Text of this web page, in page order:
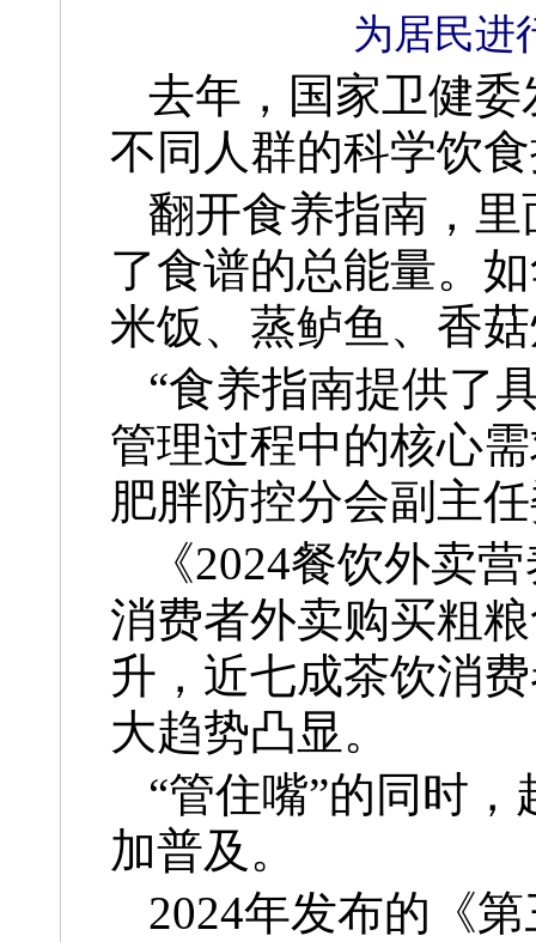
为居民进
去年，国家卫健
不同人群的科学饮
翻开食养指南，
了食谱的总能量。
米饭、蒸鲈鱼、香
“食养指南提供了
管理过程中的核心
肥胖防控分会副主
《2024餐饮外卖
消费者外卖购买粗
升，近七成茶饮消
大趋势凸显。
“管住嘴”的同时
加普及。
2024年发布的《